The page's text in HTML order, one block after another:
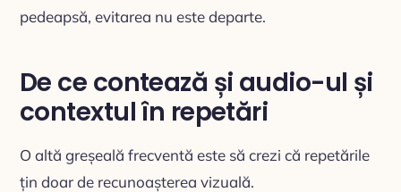
pedeapsă, evitarea nu este departe.
De ce contează și audio-ul și
contextul în repetări
O altă greșeală frecventă este să crezi că repetările
țin doar de recunoașterea vizuală.